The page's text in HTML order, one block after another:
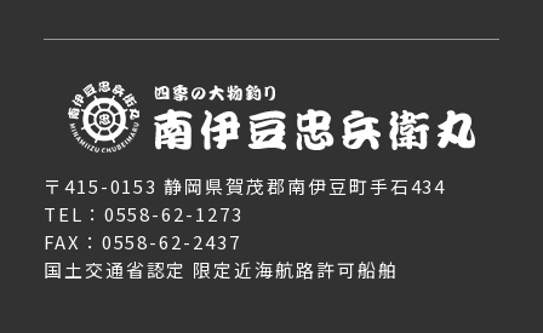
〒415-0153 静岡県賀茂郡南伊豆町手石434
TEL：0558-62-1273
FAX：0558-62-2437
国土交通省認定 限定近海航路許可船舶